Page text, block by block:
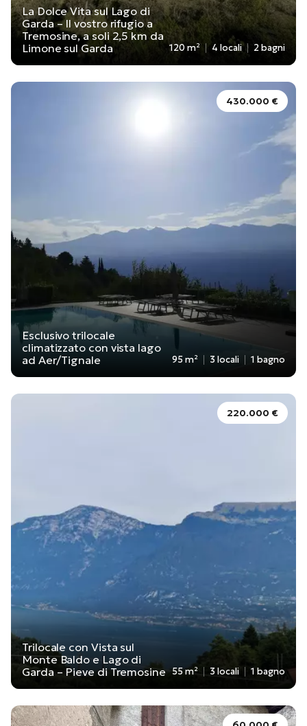
La Dolce Vita sul Lago di
Garda – Il vostro rifugio a
Tremosine, a soli 2,5 km da
Limone sul Garda
120 m² 4 locali 2 bagni
430.000 €
Esclusivo trilocale
climatizzato con vista lago
ad Aer/Tignale
95 m² 3 locali 1 bagno
220.000 €
Trilocale con Vista sul
Monte Baldo e Lago di
Garda – Pieve di Tremosine 55 m² 3 locali 1 bagno